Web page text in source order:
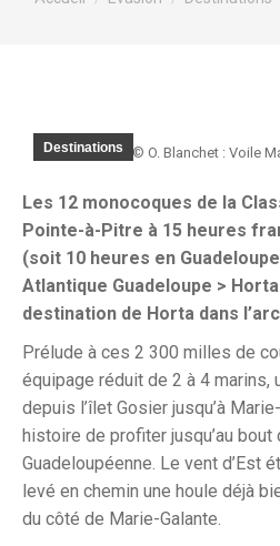
Destinations © O. Blanchet : Voile
Les 12 monocoques de la
Pointe-à-Pitre à 15 heures
(soit 10 heures en
Atlantique Guadeloupe >
destination de Horta dans
Prélude à ces 2 300 milles de
équipage réduit de 2 à 4 marins,
depuis l’îlet Gosier jusqu’à
histoire de profiter jusqu’au bout
Guadeloupéenne. Le vent d’Est
levé en chemin une houle déjà
du côté de Marie-Galante.